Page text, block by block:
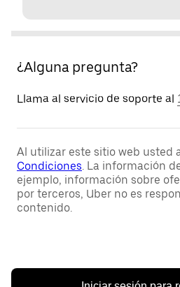
¿Alguna pregunta?
Llama al servicio de soporte al
Al utilizar este sitio web usted
Condiciones. La información
ejemplo, información sobre
por terceros, Uber no es
contenido.